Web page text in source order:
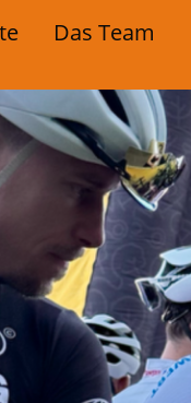
Das Team